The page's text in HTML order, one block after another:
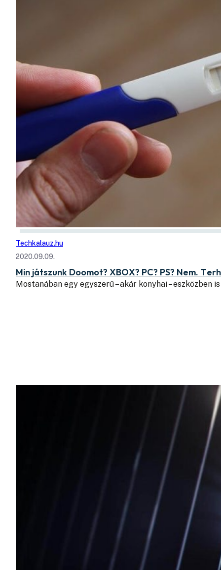
Techkalauz.hu
2020.09.09.
Min játszunk Doomot? XBOX? PC? PS? Nem.
Mostanában egy egyszerű – akár konyhai – eszközben